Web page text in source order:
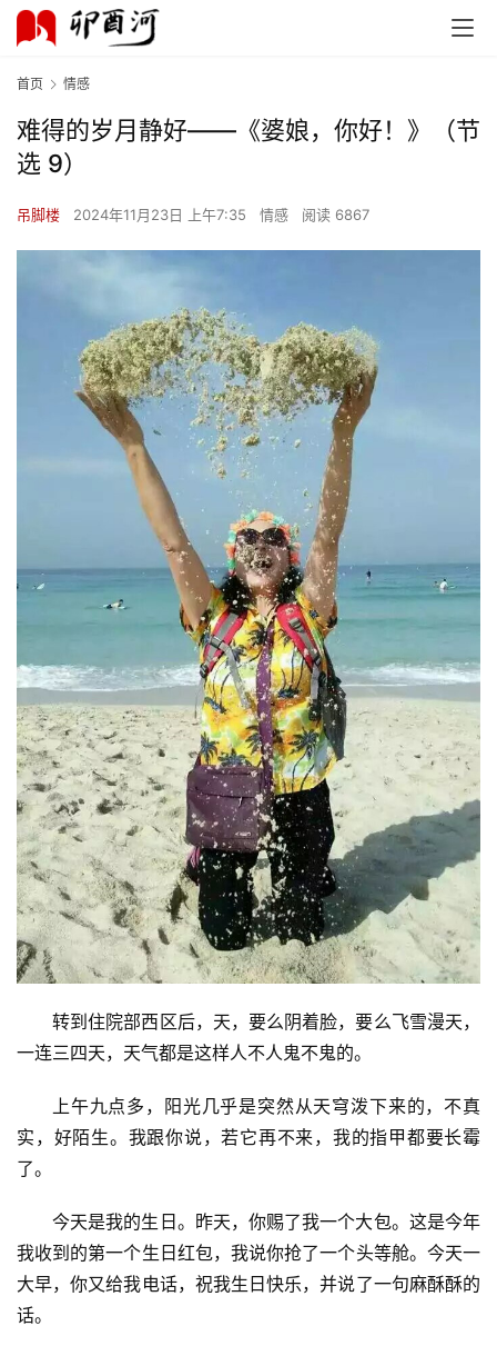
首页 情感
难得的岁月静好——《婆娘，你好！》（节
选 9）
吊脚楼 2024年11月23日 上午7:35 情感 阅读 6867
转到住院部西区后，天，要么阴着脸，要么飞雪漫天，
一连三四天，天气都是这样人不人鬼不鬼的。
上午九点多，阳光几乎是突然从天穹泼下来的，不真
实，好陌生。我跟你说，若它再不来，我的指甲都要长霉
了。
今天是我的生日。昨天，你赐了我一个大包。这是今年
我收到的第一个生日红包，我说你抢了一个头等舱。今天一
大早，你又给我电话，祝我生日快乐，并说了一句麻酥酥的
话。